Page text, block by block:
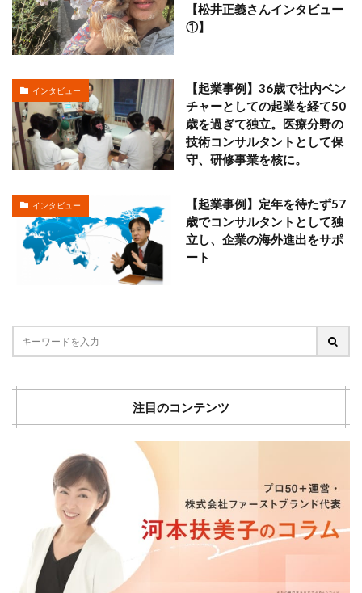
【松井正義さんインタビュー
①】
インタビュー
【起業事例】36歳で社内ベン
チャーとしての起業を経て50
歳を過ぎて独立。医療分野の
技術コンサルタントとして保
守、研修事業を核に。
インタビュー
【起業事例】定年を待たず57
歳でコンサルタントとして独
立し、企業の海外進出をサポ
ート
注目のコンテンツ